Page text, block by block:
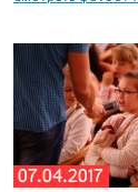
07.04.2017